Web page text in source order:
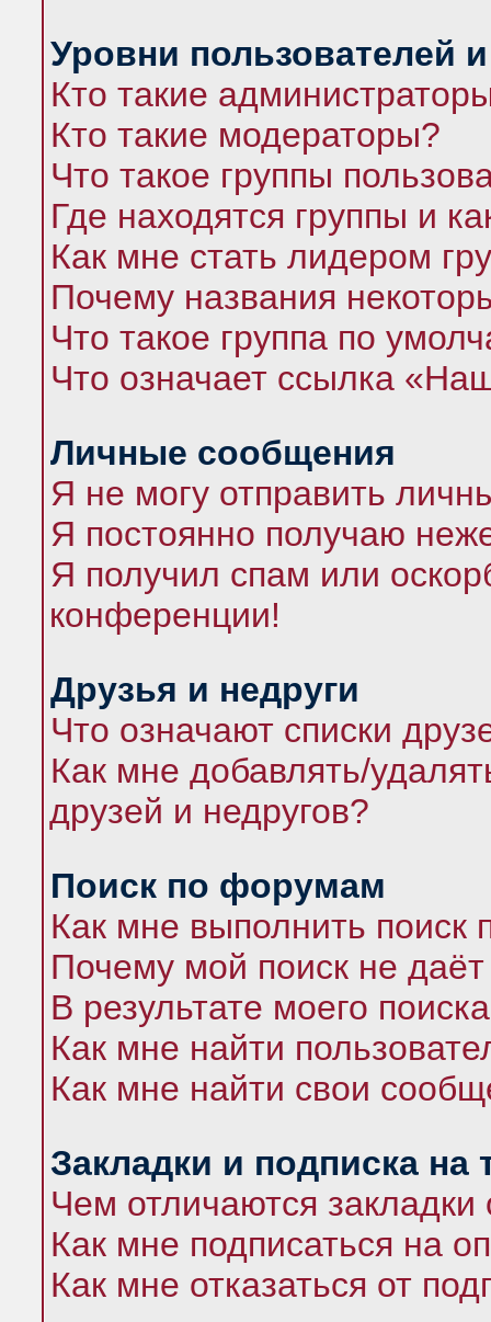
Уровни пользователей
Кто такие
Кто такие модераторы?
Что такое группы
Где находятся группы и
Как мне стать лидером
Почему названия
Что такое группа по
Что означает ссылка
Личные сообщения
Я не могу отправить
Я постоянно получаю
Я получил спам или
конференции!
Друзья и недруги
Что означают списки
Как мне добавлять/
друзей и недругов?
Поиск по форумам
Как мне выполнить
Почему мой поиск не даёт
В результате моего
Как мне найти
Как мне найти свои
Закладки и подписка на
Чем отличаются закладки
Как мне подписаться на
Как мне отказаться от